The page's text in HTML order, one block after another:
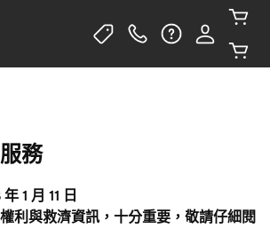
務
1 月 11 日
利與救濟資訊，十分重要，敬請仔細閱